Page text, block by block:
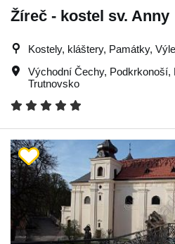
Žíreč - kostel sv. Anny
Kostely, kláštery, Památky,
Východní Čechy, Podkrkonoší,
Trutnovsko